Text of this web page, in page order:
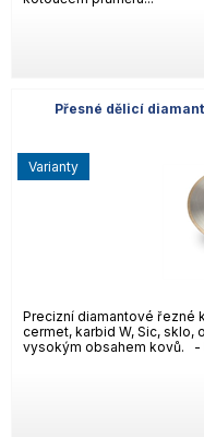
Přesné dělicí
Precizní diamantové řezné
cermet, karbid W, Sic, sklo,
vysokým obsahem kovů. -
varianty